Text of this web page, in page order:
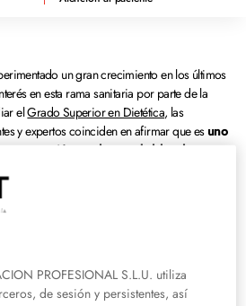
un gran crecimiento en los últimos
en esta rama sanitaria por parte de la
elGrado Superior en Dietética, las
y expertos coinciden en afirmar que es uno
proyección en el mercado laboral.
es aún mayor teniendo en cuenta la
que se dedican a cualquiera de los ámbitos
estudios sean uno de los que presenten
en la actualidad.
PROFESIONAL S.L.U. utiliza
de sesión y persistentes, así